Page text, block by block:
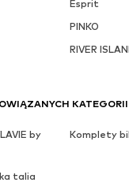
Esprit
PINKO
RIVER
KATEGORII
by
Komplety
talia